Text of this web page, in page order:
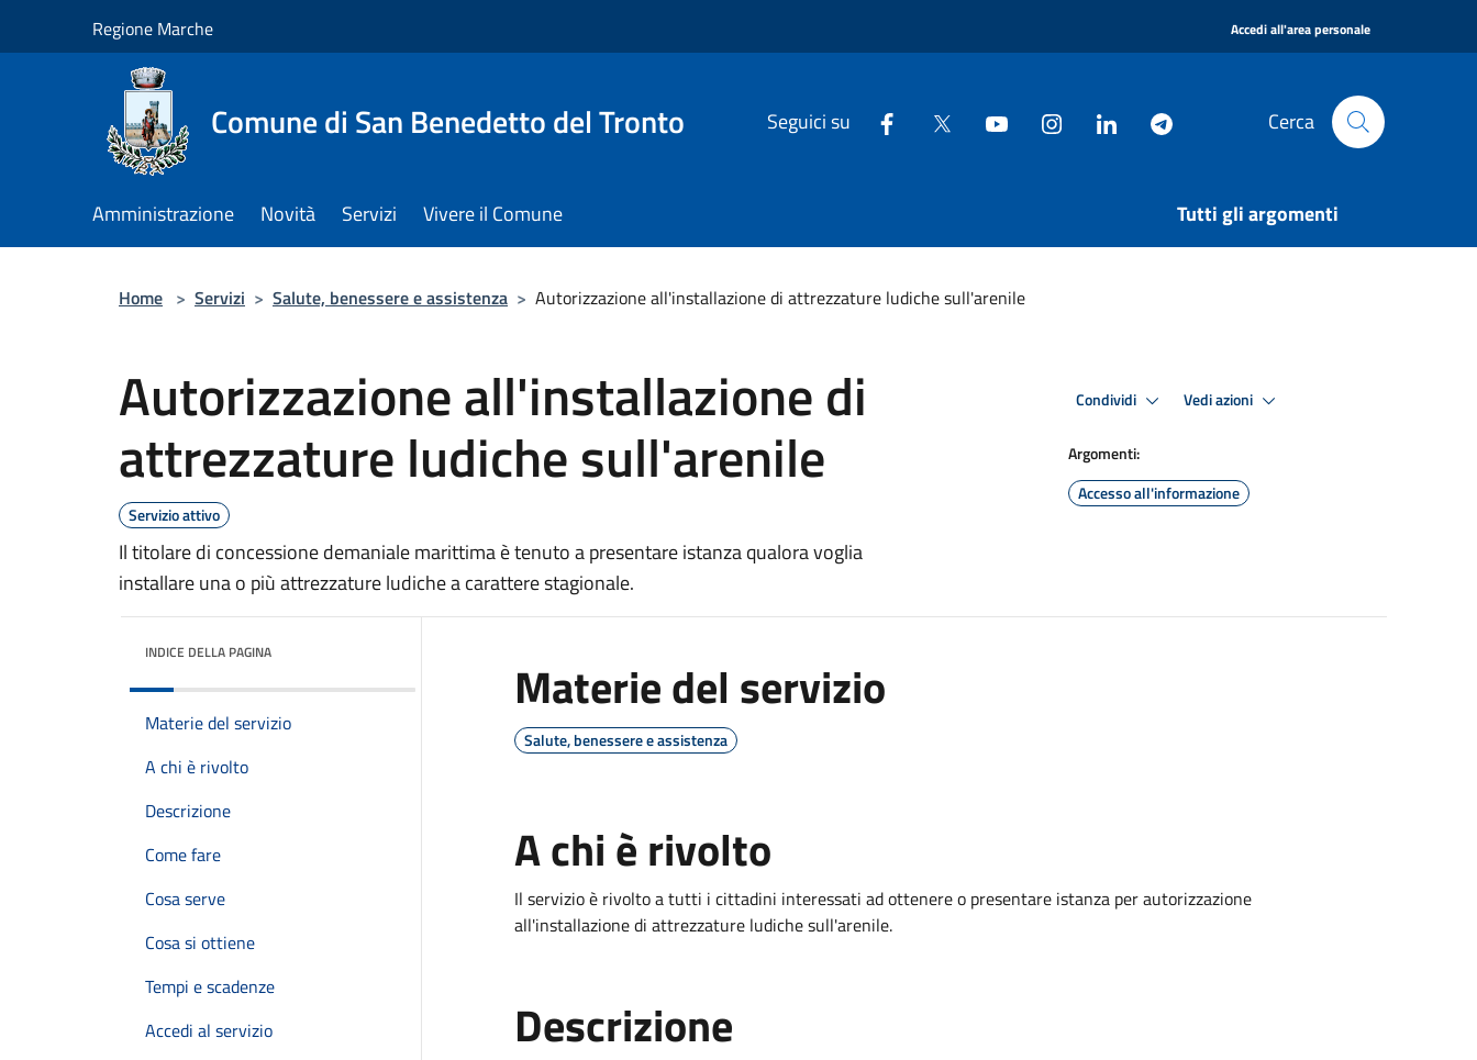
Regione Marche Accedi all'area personale
Comune di San Benedetto del Tronto Seguici su Cerca
Amministrazione Novità Servizi Vivere il Comune Tutti gli argomenti
Home > Servizi > Salute, benessere e assistenza > Autorizzazione all'installazione di attrezzature ludiche sull'arenile
Autorizzazione all'installazione di
attrezzature ludiche sull'arenile
Servizio attivo
Il titolare di concessione demaniale marittima è tenuto a presentare istanza qualora voglia
installare una o più attrezzature ludiche a carattere stagionale.
Condividi Vedi azioni
Argomenti:
Accesso all'informazione
INDICE DELLA PAGINA
Materie del servizio
A chi è rivolto
Descrizione
Come fare
Cosa serve
Cosa si ottiene
Tempi e scadenze
Accedi al servizio
Materie del servizio
Salute, benessere e assistenza
A chi è rivolto
Il servizio è rivolto a tutti i cittadini interessati ad ottenere o presentare istanza per autorizzazione
all'installazione di attrezzature ludiche sull'arenile.
Descrizione